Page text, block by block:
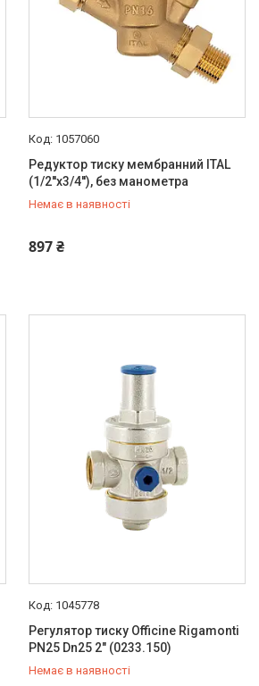
1057060
Редуктор тиску мембранний ITAL
(1/2''х3/4''), без манометра
Немає в наявності
897 ₴
+380 (67) 500-59-19
1045778
Регулятор тиску Officine Rigamonti
PN25 Dn25 2" (0233.150)
Немає в наявності